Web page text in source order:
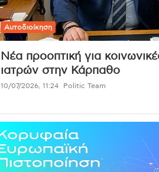
Αυτοδιοίκηση
Νέα προοπτική για
ιατρών στην Κάρπαθο
10/07/2026, 11:24 Politic Team